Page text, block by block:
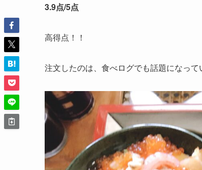
3.9点/5点
高得点！！
注文したのは、食べログでも話題になっ